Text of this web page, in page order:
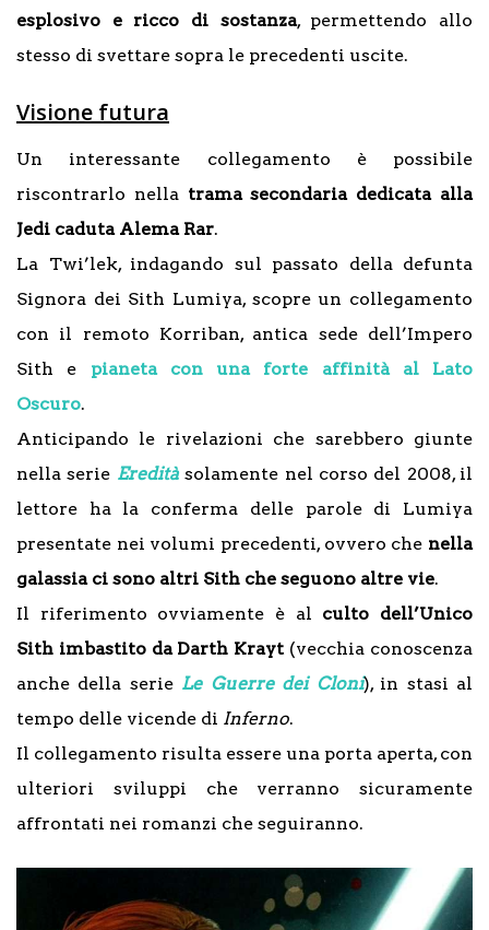
esplosivo e ricco di sostanza, permettendo allo
stesso di svettare sopra le precedenti uscite.
Visione futura
Un interessante collegamento è possibile
riscontrarlo nella trama secondaria dedicata alla
Jedi caduta Alema Rar.
La Twi’lek, indagando sul passato della defunta
Signora dei Sith Lumiya, scopre un collegamento
con il remoto Korriban, antica sede dell’Impero
Sith e pianeta con una forte affinità al Lato
Oscuro.
Anticipando le rivelazioni che sarebbero giunte
nella serie Eredità solamente nel corso del 2008, il
lettore ha la conferma delle parole di Lumiya
presentate nei volumi precedenti, ovvero che nella
galassia ci sono altri Sith che seguono altre vie.
Il riferimento ovviamente è al culto dell’Unico
Sith imbastito da Darth Krayt (vecchia conoscenza
anche della serie Le Guerre dei Cloni), in stasi al
tempo delle vicende di Inferno.
Il collegamento risulta essere una porta aperta, con
ulteriori sviluppi che verranno sicuramente
affrontati nei romanzi che seguiranno.